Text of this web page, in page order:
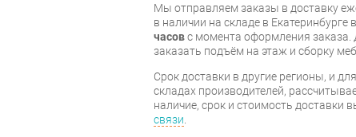
Мы отправляем заказы в доставку
в наличии на складе в Екатеринбурге
часовс момента оформления
заказать подъём на этаж и сборку
Срок доставки в другие регионы, и
складах производителей,
наличие, срок и стоимость доставки
связи